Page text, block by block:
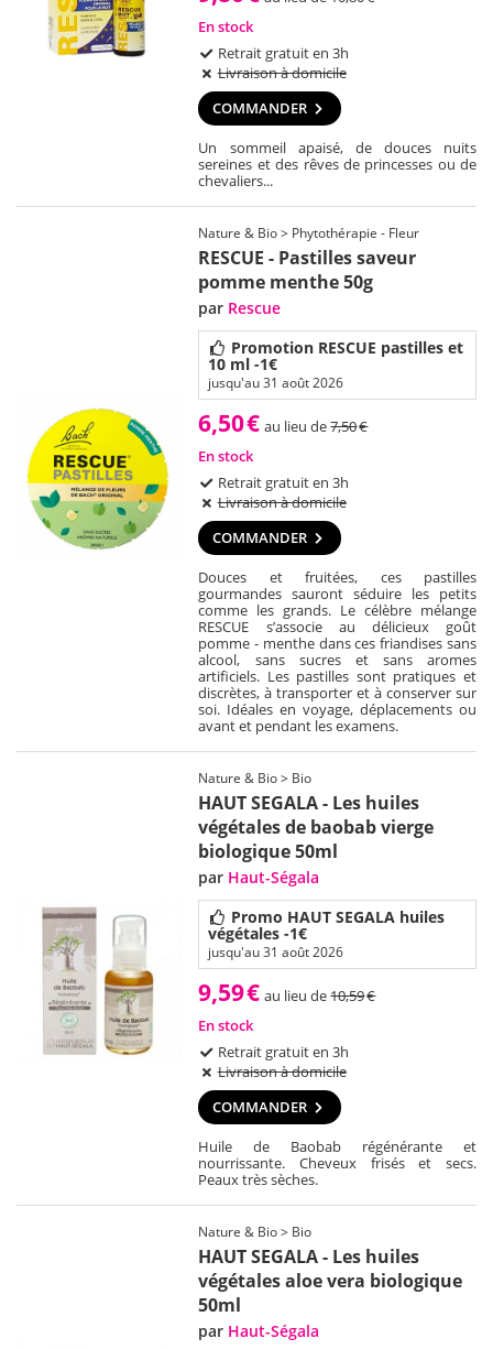
En stock
Retrait gratuit en 3h
Livraison à domicile
COMMANDER
Un sommeil apaisé, de douces nuits
sereines et des rêves de princesses ou de
chevaliers...
Nature & Bio > Phytothérapie - Fleur
RESCUE - Pastilles saveur
pomme menthe 50g
par Rescue
Promotion RESCUE pastilles et
10 ml -1€
jusqu'au 31 août 2026
6,50€ au lieu de7,50€
En stock
Retrait gratuit en 3h
Livraison à domicile
COMMANDER
Douces et fruitées, ces pastilles
gourmandes sauront séduire les petits
comme les grands. Le célèbre mélange
RESCUE s’associe au délicieux goût
pomme - menthe dans ces friandises sans
alcool, sans sucres et sans aromes
artificiels. Les pastilles sont pratiques et
discrètes, à transporter et à conserver sur
soi. Idéales en voyage, déplacements ou
avant et pendant les examens.
Nature & Bio > Bio
HAUT SEGALA - Les huiles
végétales de baobab vierge
biologique 50ml
par Haut-Ségala
Promo HAUT SEGALA huiles
végétales -1€
jusqu'au 31 août 2026
9,59€ au lieu de10,59€
En stock
Retrait gratuit en 3h
Livraison à domicile
COMMANDER
Huile de Baobab régénérante et
nourrissante. Cheveux frisés et secs.
Peaux très sèches.
Nature & Bio > Bio
HAUT SEGALA - Les huiles
végétales aloe vera biologique
50ml
par Haut-Ségala